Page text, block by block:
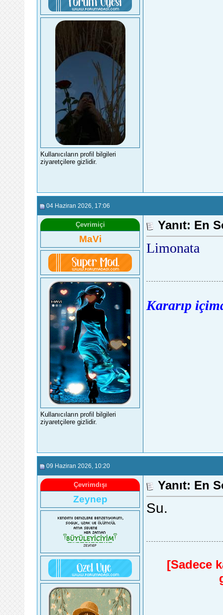
Kullanıcıların profil bilgileri
ziyaretçilere gizlidir.
04 Haziran 2026 , 17:06
Çevrimiçi
MaVi
Kullanıcıların profil bilgileri
ziyaretçilere gizlidir.
Yanıt: En
Limonata
Kararıp
09 Haziran 2026 , 10:20
Çevrimdışı
Zeynep
Yanıt: En
Su.
[Sadece